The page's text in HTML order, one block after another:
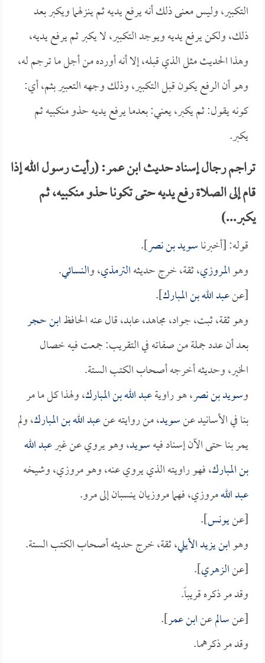
التكبير، وليس معنى ذلك أنه يرفع يديه ثم ينزلهما ويكبر بعد
ذلك، ولكن يرفع يديه ويوجد التكبير، لا يكبر ثم يرفع يديه،
وهذا الحديث مثل الذي قبله، إلا أنه أورده من أجل ما ترجم له،
وهو أن الرفع يكون قبل التكبير، وذلك وجهه التعبير بثم، أي:
كونه يقول: ثم يكبر، يعني: بعدما يرفع يديه حذو منكبيه ثم
يكبر.
تراجم رجال إسناد حديث ابن عمر: (رأيت رسول الله إذا
قام إلى الصلاة رفع يديه حتى تكونا حذو منكبيه، ثم
يكبر...)
قوله: [أخبرناسويد بن نصر].
وهوالمروزي، ثقة، خرج حديثهالترمذي، والنسائي.
[عنعبد الله بن المبارك].
وهو ثقة، ثبت، جواد، مجاهد، عابد، قال عنه الحافظابن حجر
بعد أن عدد جملة من صفاته في التقريب: جمعت فيه خصال
الخير، وحديثه أخرجه أصحاب الكتب الستة.
وسويد بن نصر، هو راويةعبد الله بن المبارك، ولهذا كل ما مر
بنا في الأسانيد عنسويد، من روايته عنعبد الله بن المبارك، ولم
يمر بنا حتى الآن إسناد فيهسويد، وهو يروي عن غيرعبد الله
بن المبارك، فهو راويته الذي يروي عنه، وهو مروزي، وشيخه
عبد اللهمروزي، فهما مروزيان ينسبان إلى مرو.
[عنيونس].
وهوابن يزيد الأيلي، ثقة، خرج حديثه أصحاب الكتب الستة.
[عنالزهري].
وقد مر ذكره قريباً.
[عنسالمعنابن عمر].
وقد مر ذكرهما.